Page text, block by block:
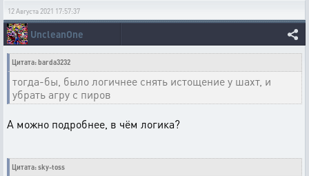
12 Августа 2021 17:57:37
UncleanOne
Цитата: barda3232
тогда-бы, было логичнее снять истощение у шахт, и
убрать агру с пиров
А можно подробнее, в чём логика?
Цитата: sky-toss